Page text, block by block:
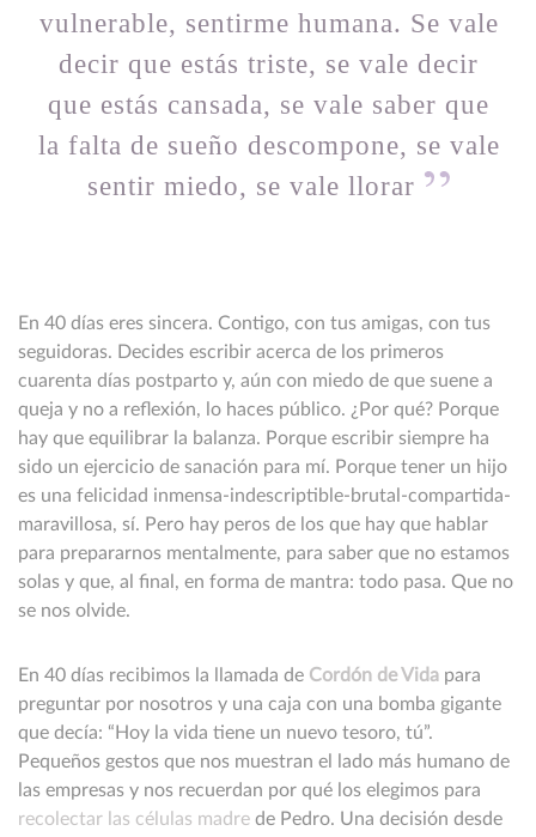
vulnerable, sentirme humana. Se vale
decir que estás triste, se vale decir
que estás cansada, se vale saber que
la falta de sueño descompone, se vale
sentir miedo, se vale llorar
En 40 días eres sincera. Contigo, con tus amigas, con tus
seguidoras. Decides escribir acerca de los primeros
cuarenta días postparto y, aún con miedo de que suene a
queja y no a reflexión, lo haces público. ¿Por qué? Porque
hay que equilibrar la balanza. Porque escribir siempre ha
sido un ejercicio de sanación para mí. Porque tener un hijo
es una felicidad inmensa-indescriptible-brutal-compartida-
maravillosa, sí. Pero hay peros de los que hay que hablar
para prepararnos mentalmente, para saber que no estamos
solas y que, al final, en forma de mantra: todo pasa. Que no
se nos olvide.
En 40 días recibimos la llamada de Cordón de Vida para
preguntar por nosotros y una caja con una bomba gigante
que decía: “Hoy la vida tiene un nuevo tesoro, tú”.
Pequeños gestos que nos muestran el lado más humano de
las empresas y nos recuerdan por qué los elegimos para
recolectar las células madre de Pedro. Una decisión desde